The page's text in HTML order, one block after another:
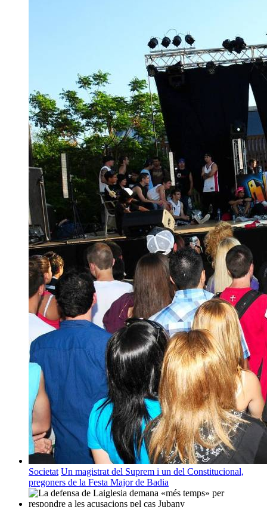
Societat Un magistrat del Suprem i un del Constitucional,
pregoners de la Festa Major de Badia